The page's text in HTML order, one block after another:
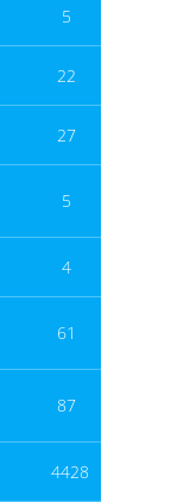
5
22
27
5
4
61
87
4428